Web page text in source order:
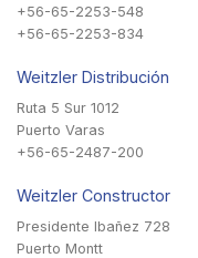
+56-65-2253-548
+56-65-2253-834
Weitzler Distribución
Ruta 5 Sur 1012
Puerto Varas
+56-65-2487-200
Weitzler Constructor
Presidente Ibañez 728
Puerto Montt